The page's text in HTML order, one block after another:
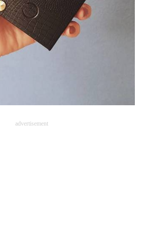
事例
を支援
サイト
サイト
advertisement